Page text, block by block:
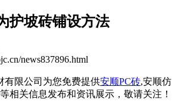
护坡砖铺设方法
news837896.html
有限公司为您免费提供安顺PC砖,安顺仿
相关信息发布和资讯展示，敬请关注！